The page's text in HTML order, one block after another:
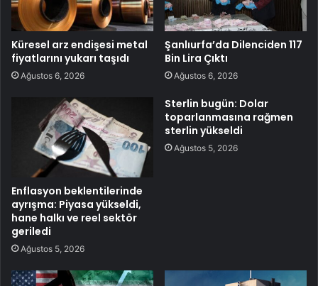
Küresel arz endişesi metal
fiyatlarını yukarı taşıdı
Ağustos 6, 2026
Şanlıurfa’da Dilenciden 117
Bin Lira Çıktı
Ağustos 6, 2026
Enflasyon beklentilerinde
ayrışma: Piyasa yükseldi,
hane halkı ve reel sektör
geriledi
Ağustos 5, 2026
Sterlin bugün: Dolar
toparlanmasına rağmen
sterlin yükseldi
Ağustos 5, 2026